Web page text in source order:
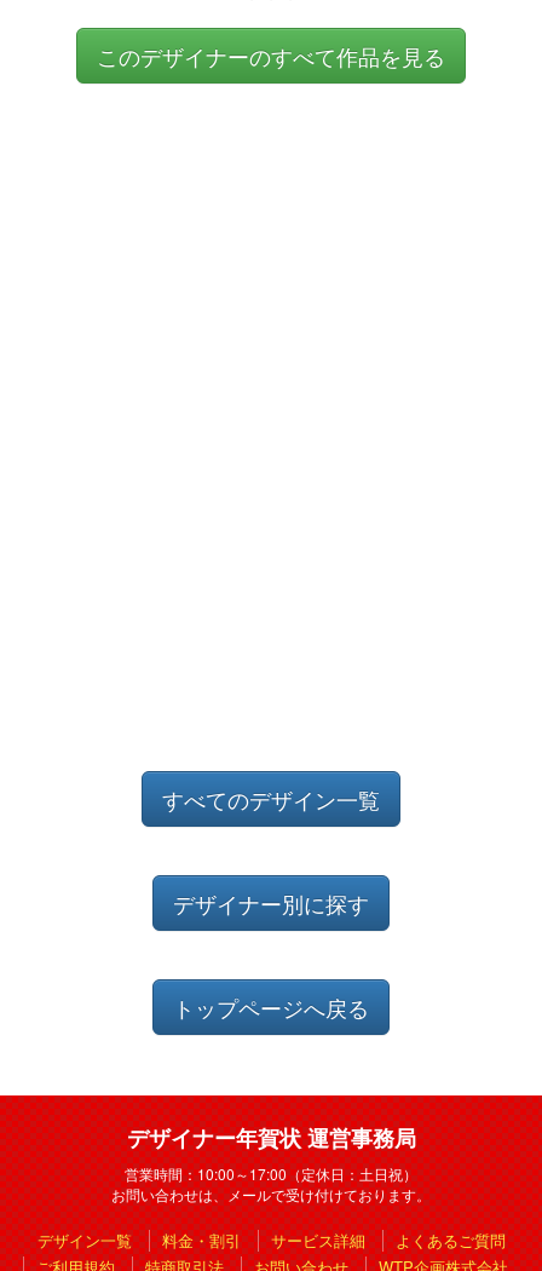
このデザイナーのすべて作品を見る
すべてのデザイン一覧
デザイナー別に探す
トップページへ戻る
デザイナー年賀状 運営事務局
営業時間：10:00～17:00（定休日：土日祝）
お問い合わせは、メールで受け付けております。
デザイン一覧 料金・割引 サービス詳細
よくあるご質問